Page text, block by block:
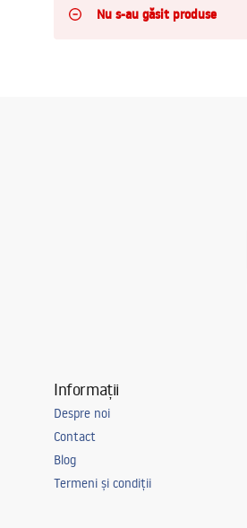
Nu s-au găsit produse
Informații
Despre noi
Contact
Blog
Termeni și condiții